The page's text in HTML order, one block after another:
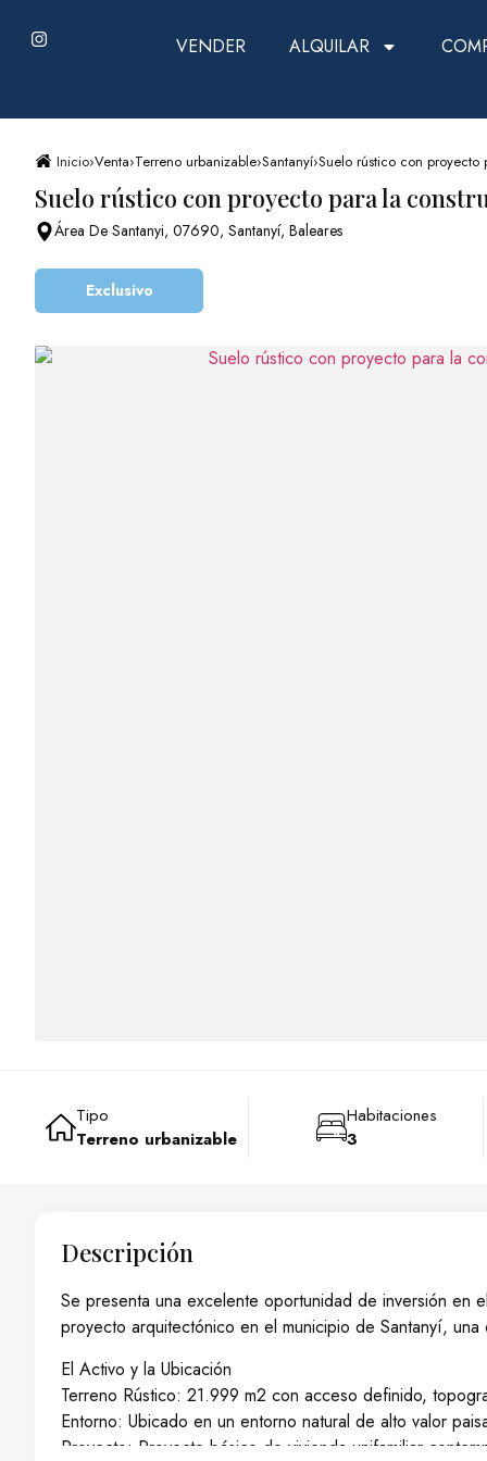
VENDER ALQUILAR
Inicio›Venta›Terreno urbanizable›Santanyí›Suelo rústico con
Suelo rústico con proyecto para la
Área De Santanyi, 07690, Santanyí, Baleares
Exclusivo
Tipo
Terreno urbanizable
Habitaciones
3
Descripción
Se presenta una excelente oportunidad de inversión en
proyecto arquitectónico en el municipio de Santanyí,
El Activo y la Ubicación
Terreno Rústico: 21.999 m2 con acceso definido,
Entorno: Ubicado en un entorno natural de alto valor
Proyecto: Proyecto básico de vivienda unifamiliar